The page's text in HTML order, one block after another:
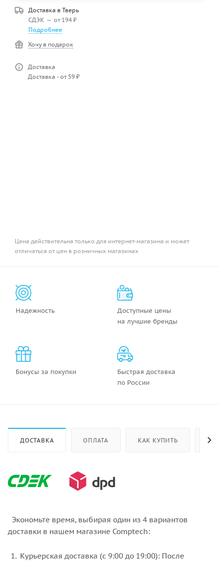
Доставка в Тверь
СДЭК — от 194 ₽
Подробнее
Хочу в подарок
Доставка
Доставка - от 59 ₽
Цена действительна только для интернет-магазина и может
отличаться от цен в розничных магазинах
Надежность
Доступные цены
на лучшие бренды
Бонусы за покупки
Быстрая доставка
по России
ДОСТАВКА ОПЛАТА КАК КУПИТЬ
Экономьте время, выбирая один из 4 вариантов
доставки в нашем магазине Comptech:
Курьерская доставка (с 9:00 до 19:00): После